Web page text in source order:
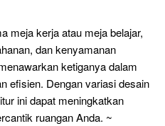
meja kerja atau meja belajar,
dan kenyamanan
ketiganya dalam
efisien. Dengan variasi desain
ini dapat meningkatkan
ruangan Anda. ~